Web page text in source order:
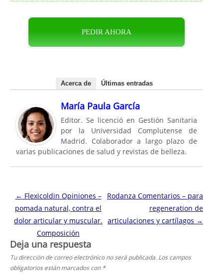
PEDIR AHORA
Acerca de Últimas entradas
María Paula García
Editor. Se licenció en Gestión Sanitaria
por la Universidad Complutense de
Madrid. Colaborador a largo plazo de
varias publicaciones de salud y revistas de belleza.
Navegación de entradas
← Flexicoldin Opiniones –
pomada natural, contra el
dolor articular y muscular.
Composición
Rodanza Comentarios – para
regeneration de
articulaciones y cartílagos →
Deja una respuesta
Tu dirección de correo electrónico no será publicada. Los campos
obligatorios están marcados con *